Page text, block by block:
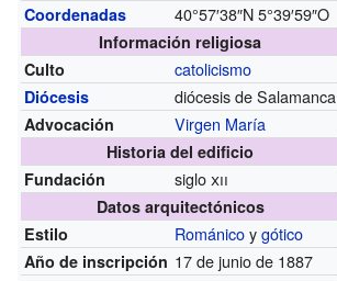
Coordenadas 40°57′38″N5°39′59″O
Información religiosa
Culto
catolicismo
Diócesis diócesis de Salamanca
Advocación Virgen María
Historia del edificio
Fundación
sigloxii
Datos arquitectónicos
Estilo
Románicoygótico
Año de inscripción 17 de junio de 1887